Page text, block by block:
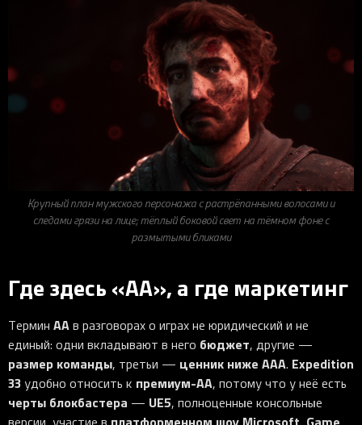
Крупный план мужского персонажа с растрёпанными волосами и
следами грязи на лице; тёплый боковой свет на тёмном фоне с
размытыми бликами
Где здесь «AA», а где маркетинг
Термин AAв разговорах о играх не юридический и не
единый: одни вкладывают в него бюджет, другие —
размер команды, третьи — ценник ниже AAA. Expedition
33 удобно относить к премиум-AA, потому что у неё есть
черты блокбастера — UE5, полноценные консольные
платформенном шоу Microsoft Game